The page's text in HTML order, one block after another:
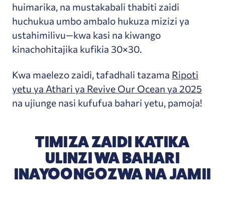
huimarika, na mustakabali thabiti zaidi
huchukua umbo ambalo hukuza mizizi ya
ustahimilivu—kwa kasi na kiwango
kinachohitajika kufikia 30×30.
Kwa maelezo zaidi, tafadhali tazama Ripoti
yetu ya Athari ya Revive Our Ocean ya 2025
na ujiunge nasi kufufua bahari yetu, pamoja!
TIMIZA ZAIDI KATIKA
ULINZI WA BAHARI
INAYOONGOZWA NA JAMII